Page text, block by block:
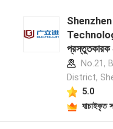
প্রস্তুতকারক
No.21,
District,
5.0
যাচাইকৃত